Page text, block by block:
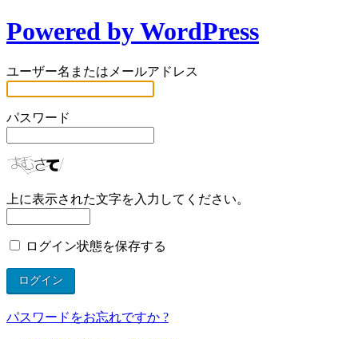
Powered by WordPress
ユーザー名またはメールアドレス
パスワード
上に表示された文字を入力してください。
ログイン状態を保存する
パスワードをお忘れですか ?